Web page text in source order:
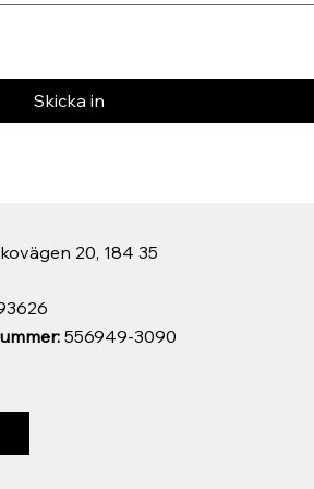
Skicka in
556949-3090
20, 184 35